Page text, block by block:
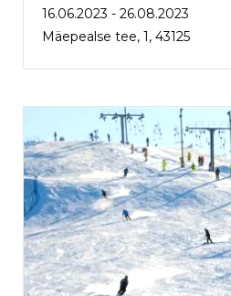
16.06.2023 - 26.08.2023
Mäepealse tee, 1, 43125